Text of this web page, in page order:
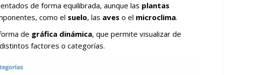
de forma equilibrada, aunque las plantas
como el suelo, las aves o el microclima.
de gráfica dinámica, que permite visualizar de
factores o categorías.